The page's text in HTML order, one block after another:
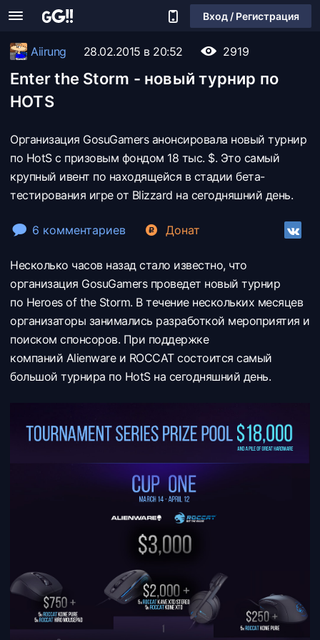
Вход / Регистрация
Aiirung 28.02.2015 в 20:52 2919
Enter the Storm - новый турнир по
HOTS
Организация GosuGamers анонсировала новый турнир
по HotS с призовым фондом 18 тыс. $. Это самый
крупный ивент по находящейся в стадии бета-
тестирования игре от Blizzard на сегодняшний день.
6 комментариев Донат
Несколько часов назад стало известно, что
организация GosuGamers проведет новый турнир
по Heroes of the Storm. В течение нескольких месяцев
организаторы занимались разработкой мероприятия и
поиском спонсоров. При поддержке
компаний Alienware и ROCCAT состоится самый
большой турнира по HotS на сегодняшний день.